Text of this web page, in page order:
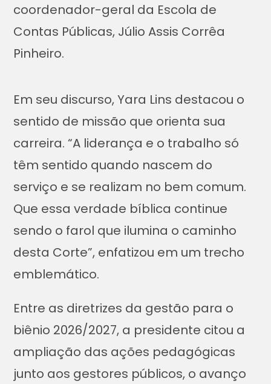
coordenador-geral da Escola de
Contas Públicas, Júlio Assis Corrêa
Pinheiro.
Em seu discurso, Yara Lins destacou o
sentido de missão que orienta sua
carreira. “A liderança e o trabalho só
têm sentido quando nascem do
serviço e se realizam no bem comum.
Que essa verdade bíblica continue
sendo o farol que ilumina o caminho
desta Corte”, enfatizou em um trecho
emblemático.
Entre as diretrizes da gestão para o
biênio 2026/2027, a presidente citou a
ampliação das ações pedagógicas
junto aos gestores públicos, o avanço